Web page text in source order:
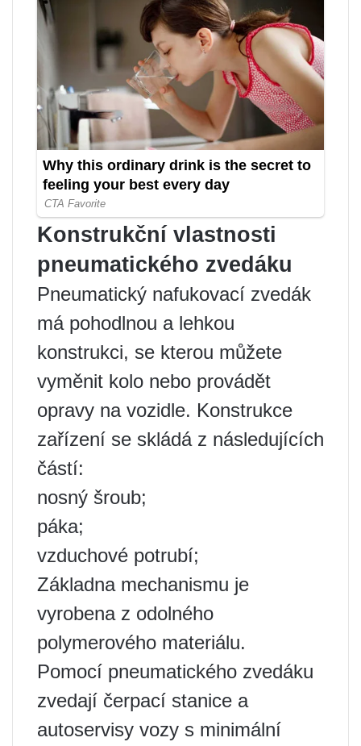
Konstrukční vlastnosti
pneumatického zvedáku
Pneumatický nafukovací zvedák
má pohodlnou a lehkou
konstrukci, se kterou můžete
vyměnit kolo nebo provádět
opravy na vozidle. Konstrukce
zařízení se skládá z následujících
částí:
nosný šroub;
páka;
vzduchové potrubí;
Základna mechanismu je
vyrobena z odolného
polymerového materiálu.
Pomocí pneumatického zvedáku
zvedají čerpací stanice a
autoservisy vozy s minimální